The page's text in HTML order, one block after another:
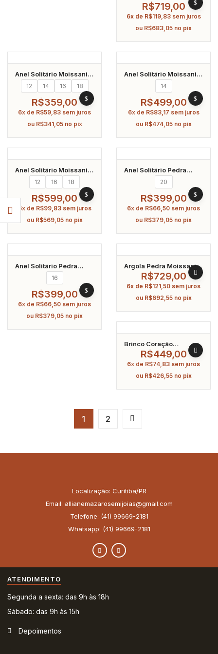
R$719,00
6x de R$119,83 sem juros
ou R$683,05 no pix
Anel Solitário Moissanite
4Mm Prata 925 Banhado
A Ródio
12 14 16 18
R$359,00
6x de R$59,83 sem juros
ou R$341,05 no pix
Anel Solitário Moissanite
6.5Mm Prata 925
Banhado A Ródio
14
R$499,00
6x de R$83,17 sem juros
ou R$474,05 no pix
Anel Solitário Moissanite
8Mm Prata 925 Banhado
A Ródio
12 16 18
R$599,00
6x de R$99,83 sem juros
ou R$569,05 no pix
Anel Solitário Pedra
Moissanite Redondo
5Mm Em Prata 925
Banhado A Ródio
20
R$399,00
6x de R$66,50 sem juros
ou R$379,05 no pix
Anel Solitário Pedra
Moissanite Triangular
5Mm Em Prata 925
Banhado A Ródio
16
R$399,00
6x de R$66,50 sem juros
ou R$379,05 no pix
Argola Pedra Moissanite
5.0 Mm Prata 925
Banhado A Ródio
R$729,00
6x de R$121,50 sem juros
ou R$692,55 no pix
Brinco Coração
Moissanite 3.0 Mm Prata
925 Banhado A Ródio
R$449,00
6x de R$74,83 sem juros
ou R$426,55 no pix
1 2
Localização: Curitiba/PR
Email: allianemazarosemijoias@gmail.com
Telefone: (41) 99669-2181
Whatsapp: (41) 99669-2181
ATENDIMENTO
Segunda a sexta: das 9h às 18h
Sábado: das 9h às 15h
Depoimentos